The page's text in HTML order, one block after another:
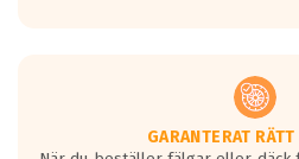
Vid körning i över 50km/h brukar
rullmotståndets ljud överträffa
GARANTERAT